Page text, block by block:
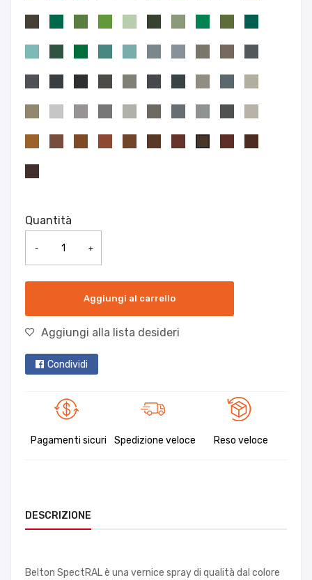
Quantità
- +
Aggiungi al carrello
Aggiungi alla lista desideri
Condividi
Pagamenti sicuri Spedizione veloce Reso veloce
DESCRIZIONE
Belton SpectRAL è una vernice spray di qualità dal colore